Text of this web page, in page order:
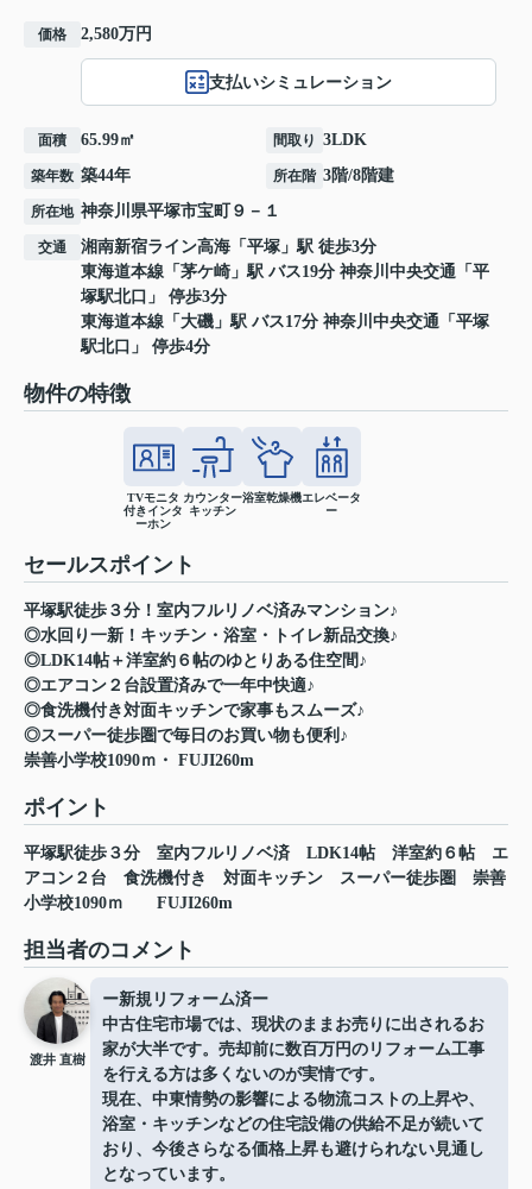
価格 2,580万円
支払いシミュレーション
面積 65.99㎡ 間取り 3LDK
築年数 築44年 所在階 3階/8階建
所在地 神奈川県平塚市宝町 ９－１
交通 湘南新宿ライン高海 「 平塚 」駅 徒歩3分
東海道本線 「 茅ケ崎 」駅 バス19分 神奈川中央交通「平
塚駅北口」 停歩3分
東海道本線 「 大磯 」駅 バス17分 神奈川中央交通「平塚
駅北口」 停歩4分
物件の特徴
TVモニタ
付きインタ
ーホン
カウンター
キッチン
浴室乾燥機エレベータ
ー
セールスポイント
平塚駅徒歩３分！室内フルリノベ済みマンション♪
◎水回り一新！キッチン・浴室・トイレ新品交換♪
◎LDK14帖＋洋室約６帖のゆとりある住空間♪
◎エアコン２台設置済みで一年中快適♪
◎食洗機付き対面キッチンで家事もスムーズ♪
◎スーパー徒歩圏で毎日のお買い物も便利♪
崇善小学校1090ｍ・ FUJI260m
ポイント
平塚駅徒歩３分 室内フルリノベ済 LDK14帖 洋室約６帖
エ
アコン２台
食洗機付き 対面キッチン スーパー徒歩圏
崇善
小学校1090ｍ
FUJI260m
担当者のコメント
渡井 直樹
ー新規リフォーム済ー
中古住宅市場では、現状のままお売りに出されるお
家が大半です。売却前に数百万円のリフォーム工事
を行える方は多くないのが実情です。
現在、中東情勢の影響による物流コストの上昇や、
浴室・キッチンなどの住宅設備の供給不足が続いて
おり、今後さらなる価格上昇も避けられない見通し
となっています。